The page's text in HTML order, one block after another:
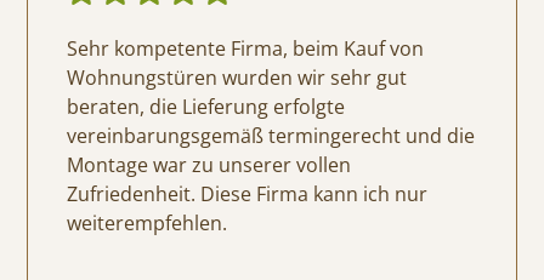
Sehr kompetente Firma, beim Kauf von
Wohnungstüren wurden wir sehr gut
beraten, die Lieferung erfolgte
vereinbarungsgemäß termingerecht und die
Montage war zu unserer vollen
Zufriedenheit. Diese Firma kann ich nur
weiterempfehlen.